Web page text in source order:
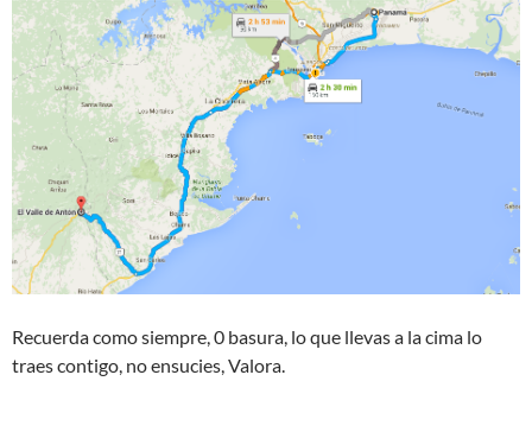
Recuerda como siempre, 0 basura, lo que llevas a la cima lo
traes contigo, no ensucies, Valora.